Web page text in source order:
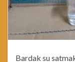
Bardak su